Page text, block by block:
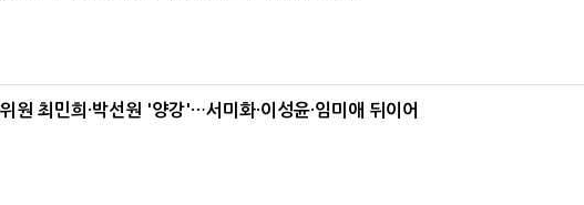
원 최민희·박선원 '양강'…서미화·이성윤·임미애 뒤이어